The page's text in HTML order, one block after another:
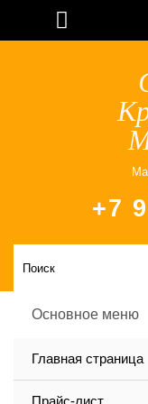
+7
Основное меню
Главная страница
Прайс-лист